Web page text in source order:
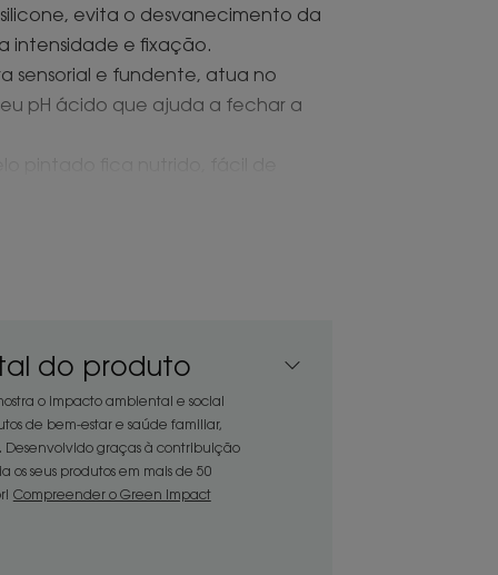
evita o desvanecimento da
intensidade e fixação.
sensorial e fundente, atua no
pH ácido que ajuda a fechar a
combina um aroma frutado e um
que não querem perder o
que não querem perder o brilho.
do produto
o impacto ambiental e social
de bem-estar e saúde familiar,
Desenvolvido graças à contribuição
os seus produtos em mais de 50
Compreender o Green Impact